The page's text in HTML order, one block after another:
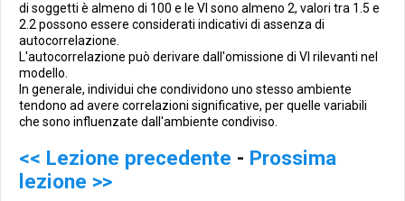
di soggetti è almeno di 100 e le VI sono almeno 2, valori tra 1.5 e
2.2 possono essere considerati indicativi di assenza di
autocorrelazione.
L'autocorrelazione può derivare dall'omissione di VI rilevanti nel
modello.
In generale, individui che condividono uno stesso ambiente
tendono ad avere correlazioni significative, per quelle variabili
che sono influenzate dall'ambiente condiviso.
<< Lezione precedente - Prossima
lezione >>